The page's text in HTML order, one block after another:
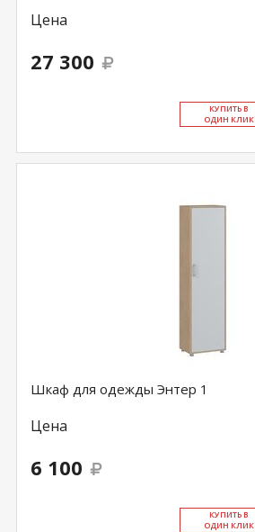
Цена
27 300
КУ­ПИТЬ В
ОДИН КЛИК
Шкаф для одежды Энтер 1
Цена
6 100
КУ­ПИТЬ В
ОДИН КЛИК